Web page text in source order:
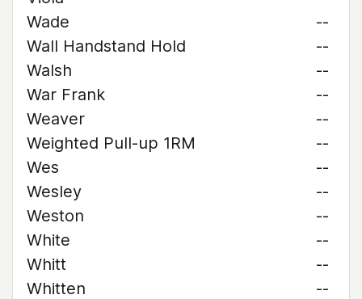
Wade
--
Wall Handstand Hold
--
Walsh
--
War Frank
--
Weaver
--
Weighted Pull-up 1RM
--
Wes
--
Wesley
--
Weston
--
White
--
Whitt
--
Whitten
--